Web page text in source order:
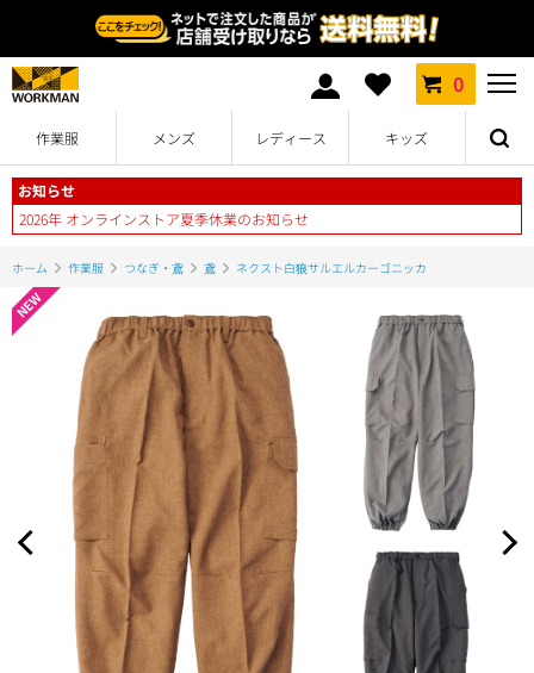
0
作業服 メンズ レディース キッズ
お知らせ
2026年 オンラインストア夏季休業のお知らせ
ホーム 作業服 つなぎ・鳶 鳶 ネクスト白狼サルエルカーゴニッカ